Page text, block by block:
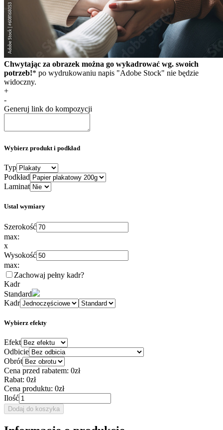
Chwytając za obrazek można go wykadrować wg. swoich
potrzeb!* po wydrukowaniu napis "Adobe Stock" nie będzie
widoczny.
+
-
Generuj link do kompozycji
Wybierz produkt i podkład
Typ
Podkład
Laminat
Ustal wymiary
Szerokość
max:
x
Wysokość
max:
Zachowaj pełny kadr?
Kadr
Standard
Kadr
Wybierz efekty
Efekt
Odbicie
Obrót
Cena przed rabatem: 0zł
Rabat: 0zł
Cena produktu: 0zł
Ilość
Dodaj do koszyka